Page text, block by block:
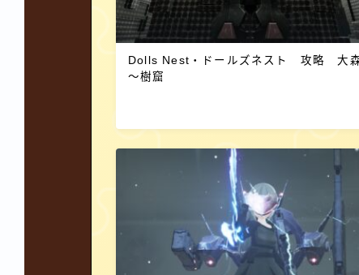
Dolls Nest・ドールズネスト 攻略 大
～樹窟